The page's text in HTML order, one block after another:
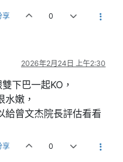
享 0
2026年2月24日 上午2:30
下巴一起KO，
嫩，
給曾文杰院長評估看看
享 0